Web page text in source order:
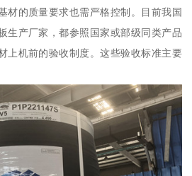
材的质量要求也需严格控制。目前我国
生产厂家，都参照国家或部级同类产品
上机前的验收制度。这些验收标准主要